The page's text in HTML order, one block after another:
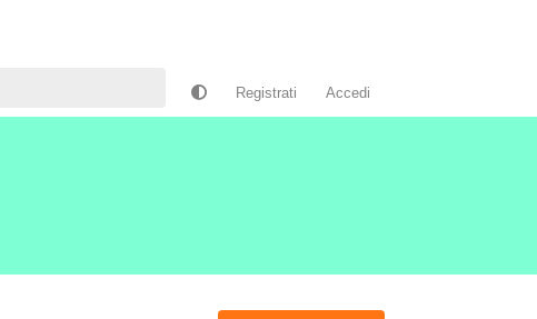
Registrati Accedi